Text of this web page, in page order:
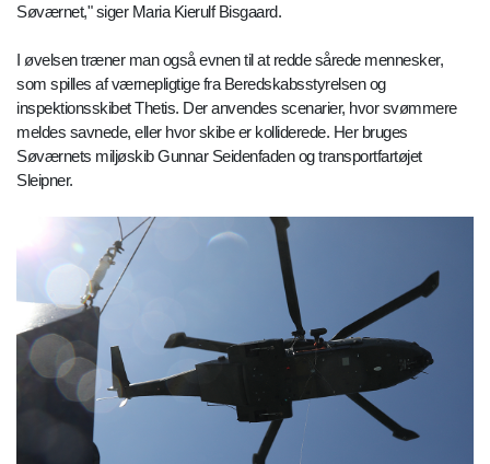
Søværnet," siger Maria Kierulf Bisgaard.
I øvelsen træner man også evnen til at redde sårede mennesker,
som spilles af værnepligtige fra Beredskabsstyrelsen og
inspektionsskibet Thetis. Der anvendes scenarier, hvor svømmere
meldes savnede, eller hvor skibe er kolliderede. Her bruges
Søværnets miljøskib Gunnar Seidenfaden og transportfartøjet
Sleipner.